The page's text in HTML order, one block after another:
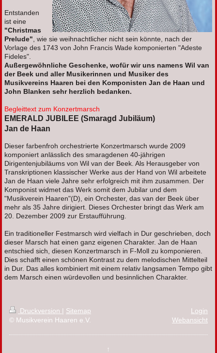
Entstanden
ist eine
"Christmas
Prelude" , wie sie weihnachtlicher nicht sein könnte, nach der
Vorlage des 1743 von John Francis Wade komponierten "Adeste
Fideles".
Außergewöhnliche Geschenke, wofür wir uns namens Wil van
der Beek und aller Musikerinnen und Musiker des
Musikvereins Haaren bei den Komponisten Jan de Haan und
John Blanken sehr herzlich bedanken.
Begleittext zum Konzertmarsch
EMERALD JUBILEE (Smaragd Jubiläum)
Jan de Haan
Dieser farbenfroh orchestrierte Konzertmarsch wurde 2009
komponiert anlässlich des smaragdenen 40-jährigen
Dirigentenjubiläums von Wil van der Beek. Als Herausgeber von
Transkriptionen klassischer Werke aus der Hand von Wil arbeitete
Jan de Haan viele Jahre sehr erfolgreich mit ihm zusammen. Der
Komponist widmet das Werk somit dem Jubilar und dem
"Musikverein Haaren"(D), ein Orchester, das van der Beek über
mehr als 35 Jahre dirigiert. Dieses Orchester bringt das Werk am
20. Dezember 2009 zur Erstaufführung.
Ein traditioneller Festmarsch wird vielfach in Dur geschrieben, doch
dieser Marsch hat einen ganz eigenen Charakter. Jan de Haan
entschied sich, diesen Konzertmarsch in F-Moll zu komponieren.
Dies schafft einen schönen Kontrast zu dem melodischen Mittelteil
in Dur. Das alles kombiniert mit einem relativ langsamen Tempo gibt
dem Marsch einen würdevollen und besinnlichen Charakter.
Druckversion | Sitemap
© Musikverein Haaren e.V.
Login
Webansicht
↑